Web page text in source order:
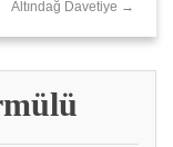
Altındağ Davetiye →